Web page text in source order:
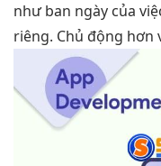
như ban ngày của
riêng. Chủ động hơn